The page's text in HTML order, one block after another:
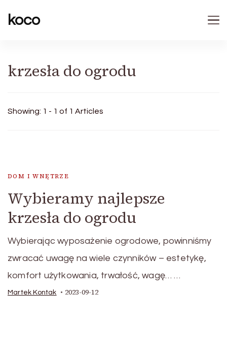
koco
krzesła do ogrodu
Showing: 1 - 1 of 1 Articles
DOM I WNĘTRZE
Wybieramy najlepsze
krzesła do ogrodu
Wybierając wyposażenie ogrodowe, powinniśmy
zwracać uwagę na wiele czynników – estetykę,
komfort użytkowania, trwałość, wagę… …
Martek Kontak 2023-09-12